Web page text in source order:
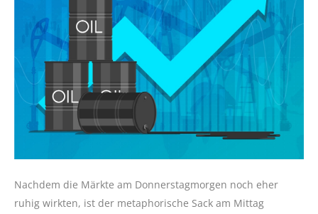
Nachdem die Märkte am Donnerstagmorgen noch eher
ruhig wirkten, ist der metaphorische Sack am Mittag